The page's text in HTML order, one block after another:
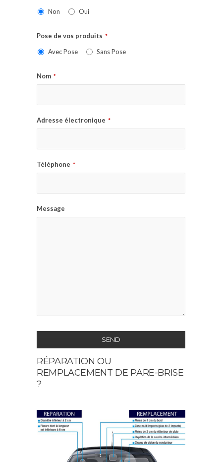
Non Oui
Pose de vos produits *
Avec Pose Sans Pose
Nom *
Adresse électronique *
Téléphone *
Message
SEND
This
field
should
left
blank
RÉPARATION OU
REMPLACEMENT DE PARE-BRISE
?